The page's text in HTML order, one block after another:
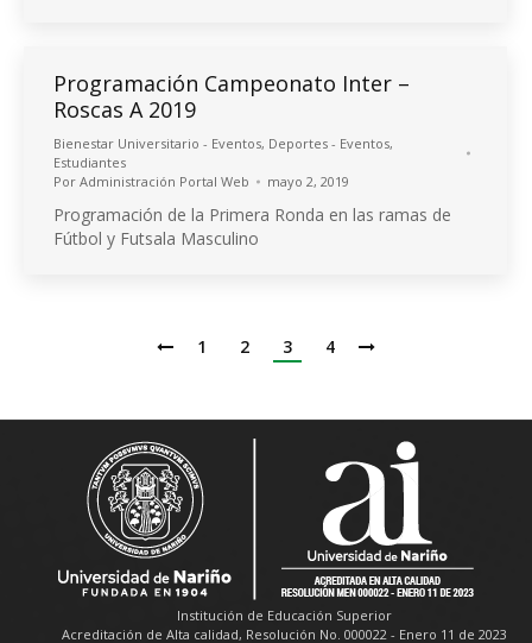
Programación Campeonato Inter –
Roscas A 2019
Bienestar Universitario - Eventos, Deportes - Eventos,
Estudiantes
Por Administración Portal Web mayo 2, 2019
Programación de la Primera Ronda en las ramas de
Fútbol y Futsala Masculino
1 2 3 4
Institución de Educación Superior
Acreditación de Alta calidad, Resolución No. 000022 - Enero 11 de 2023